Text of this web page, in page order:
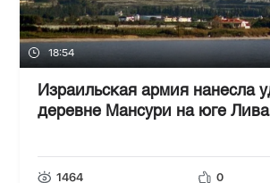
18:54
Израильская армия нанесла
деревне Мансури на юге
1464 0